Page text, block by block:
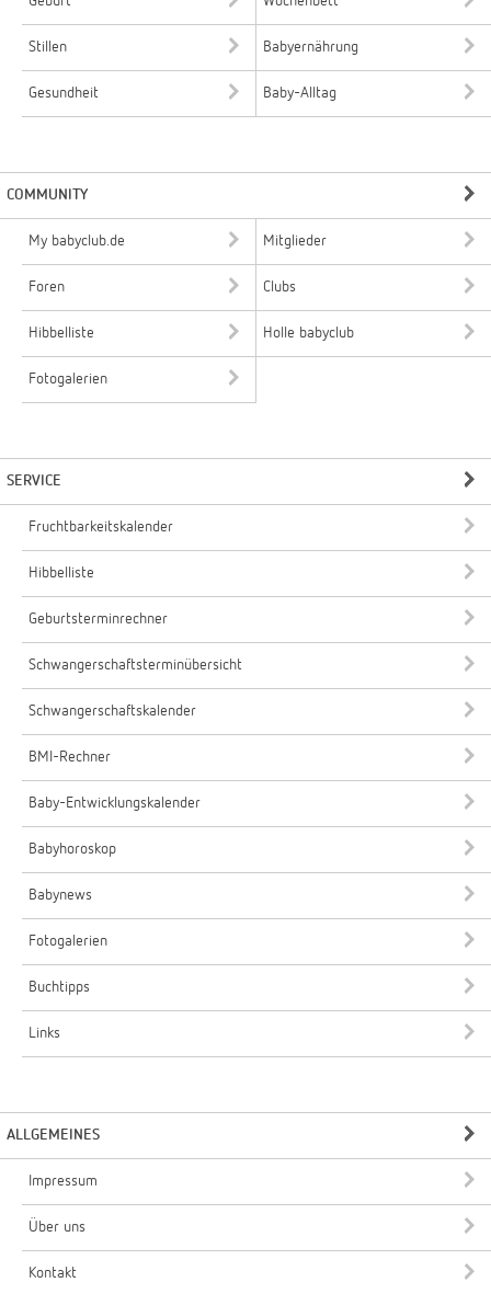
Stillen Babyernährung
Gesundheit Baby-Alltag
COMMUNITY
My babyclub.de Mitglieder
Foren Clubs
Hibbelliste Holle babyclub
Fotogalerien
SERVICE
Fruchtbarkeitskalender
Hibbelliste
Geburtsterminrechner
Schwangerschaftsterminübersicht
Schwangerschaftskalender
BMI-Rechner
Baby-Entwicklungskalender
Babyhoroskop
Babynews
Fotogalerien
Buchtipps
Links
ALLGEMEINES
Impressum
Über uns
Kontakt